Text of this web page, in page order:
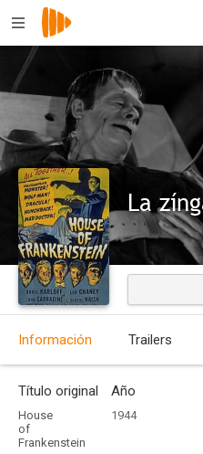
Información Trailers
Título original
House
of
Frankenstein
Año
1944